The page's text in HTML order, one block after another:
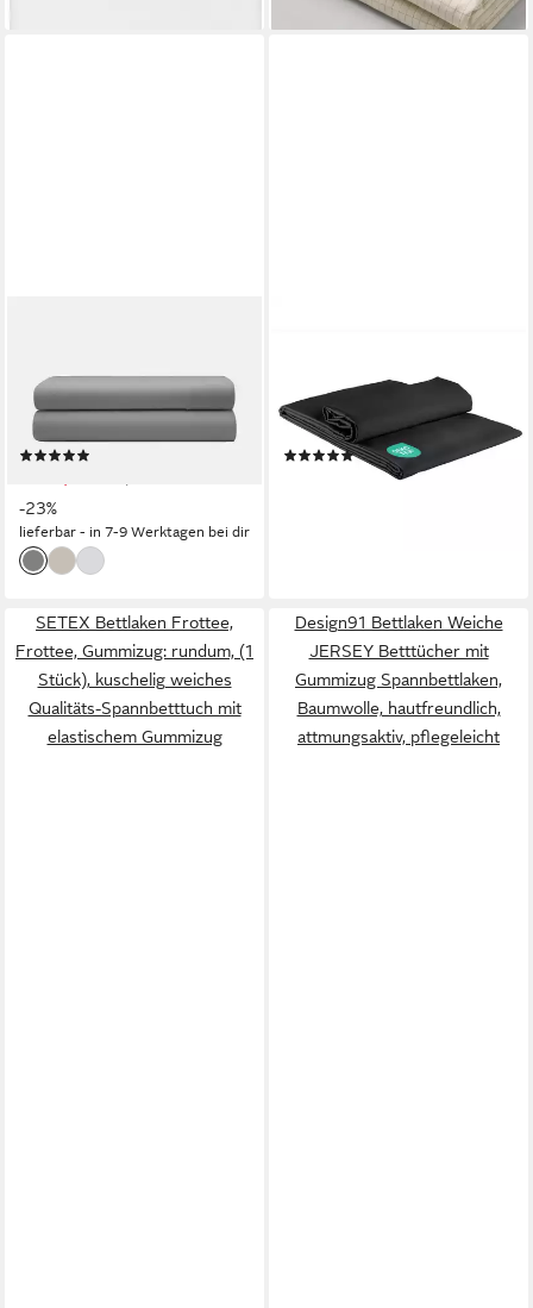
& Komfort
ohne Spanngummi, Renforcé,
(1 Stück), Weich und
atmungsaktiv
-23%
lieferbar - in 7-9 Werktagen bei dir
ohne Gummizug in 240x290
cm, Baumwolle, Gummizug:
Ohne Gummizug
(6)
SETEX Bettlaken Frottee,
Frottee, Gummizug: rundum, (1
Stück), kuschelig weiches
Qualitäts-Spannbetttuch mit
elastischem Gummizug
Design91 Bettlaken Weiche
JERSEY Betttücher mit
Gummizug Spannbettlaken,
Baumwolle, hautfreundlich,
attmungsaktiv, pflegeleicht